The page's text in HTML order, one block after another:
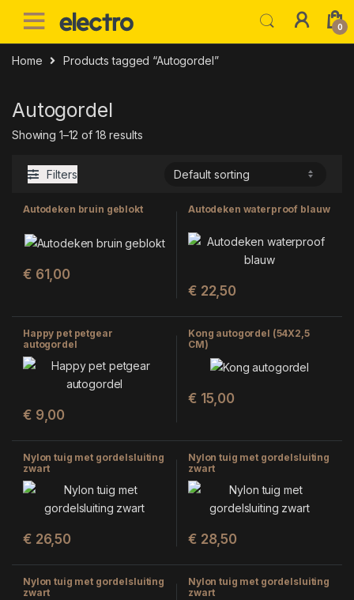
0
Home Products tagged “Autogordel”
Autogordel
Showing 1–12 of 18 results
Filters
Autodeken bruin geblokt
€ 61,00
Autodeken waterproof blauw
€ 22,50
Happy pet petgear
autogordel
€ 9,00
Kong autogordel (54X2,5
CM)
€ 15,00
Nylon tuig met gordelsluiting
zwart
€ 26,50
Nylon tuig met gordelsluiting
zwart
€ 28,50
Nylon tuig met gordelsluiting
zwart
Nylon tuig met gordelsluiting
zwart